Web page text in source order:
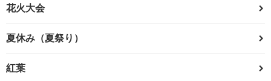
花火大会
夏休み（夏祭り）
紅葉